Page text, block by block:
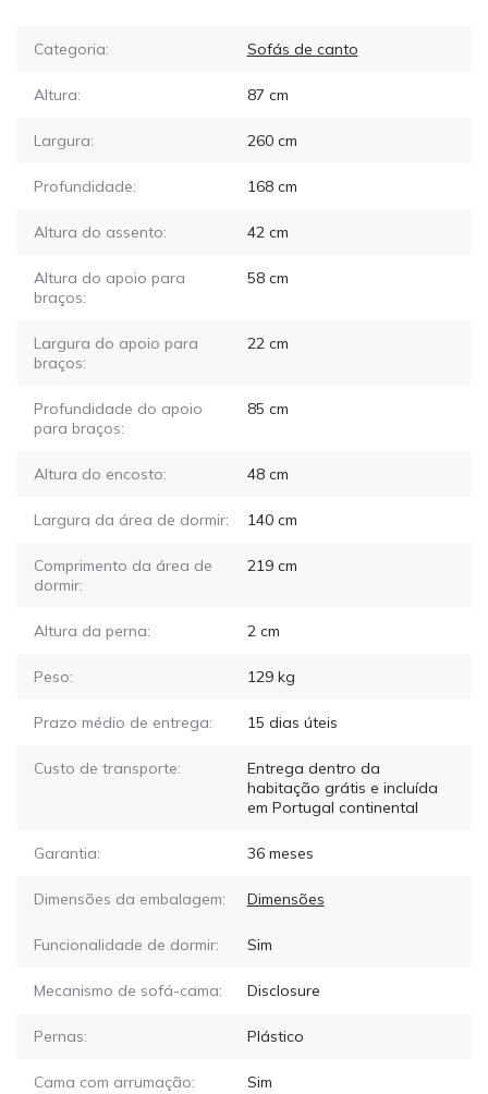
Categoria: Sofás de canto
Altura: 87 cm
Largura: 260cm
Profundidade: 168cm
Altura do assento: 42cm
Altura do apoio para
braços:
58cm
Largura do apoio para
braços:
22cm
Profundidade do apoio
para braços:
85 cm
Altura do encosto: 48cm
Largura da área de dormir: 140cm
Comprimento da área de
dormir:
219cm
Altura da perna: 2cm
Peso: 129kg
Prazo médio de entrega: 15 dias úteis
Custo de transporte:
Entrega dentro da
habitação grátis e incluída
em Portugal continental
Garantia: 36 meses
Dimensões da embalagem: Dimensões
Funcionalidade de dormir: Sim
Mecanismo de sofá-cama: Disclosure
Pernas: Plástico
Cama com arrumação: Sim